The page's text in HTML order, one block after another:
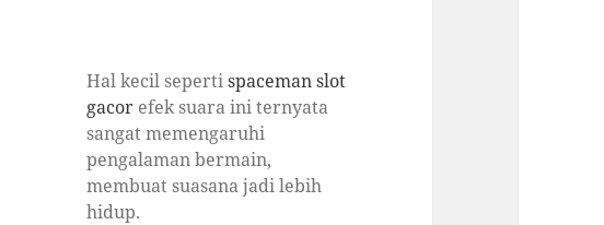
Hal kecil sepertispaceman slot
gacor efek suara ini ternyata
sangat memengaruhi
pengalaman bermain,
membuat suasana jadi lebih
hidup.